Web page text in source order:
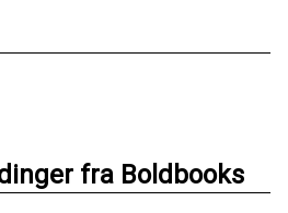
fra Boldbooks